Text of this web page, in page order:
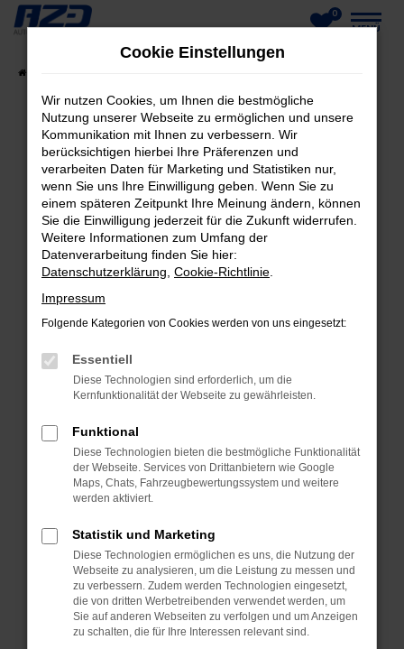
Zum
springen
0
MENÜ
FEHLER: NETWORK ERROR
Beim Laden ist ein Fehler aufgetreten.
Hier sind ein paar Tipps, die dir helfen können:
Überprüfe deine Firewall und deine
Internetverbindung.
Laden andere Webseiten, zum Beispiel deine
Suchmaschine?
Manche Erweiterungen, wie Werbeblocker,
können das Laden bestimmter Seiten
verhindern. Funktioniert die Seite in einem
anderen Browser oder in einem privaten
Fenster?
Starte dein Gerät neu.
Das kann manchmal helfen, vorübergehende
Stelle sicher, dass dein Browser und dein
Betriebssystem auf dem neuesten Stand
sind.
Veraltete Software birgt nicht nur ein
Sicherheitsrisiko, sondern kann auch dazu
führen, dass bestimmte Funktionen nicht mehr
Cookie Einstellungen
Wir nutzen Cookies, um Ihnen die bestmögliche
Nutzung unserer Webseite zu ermöglichen und unsere
Kommunikation mit Ihnen zu verbessern. Wir
berücksichtigen hierbei Ihre Präferenzen und
verarbeiten Daten für Marketing und Statistiken nur,
wenn Sie uns Ihre Einwilligung geben. Wenn Sie zu
einem späteren Zeitpunkt Ihre Meinung ändern, können
Sie die Einwilligung jederzeit für die Zukunft widerrufen.
Weitere Informationen zum Umfang der
Datenverarbeitung finden Sie hier:
Datenschutzerklärung Cookie-Richtlinie
Impressum
Folgende Kategorien von Cookies werden von uns eingesetzt:
Essentiell
Diese Technologien sind erforderlich, um die
Kernfunktionalität der Webseite zu gewährleisten.
Funktional
Diese Technologien bieten die bestmögliche Funktionalität
der Webseite. Services von Drittanbietern wie Google
Maps, Chats, Fahrzeugbewertungssystem und weitere
werden aktiviert.
Statistik und Marketing
Diese Technologien ermöglichen es uns, die Nutzung der
Webseite zu analysieren, um die Leistung zu messen und
zu verbessern. Zudem werden Technologien eingesetzt,
die von dritten Werbetreibenden verwendet werden, um
Sie auf anderen Webseiten zu verfolgen und um Anzeigen
zu schalten, die für Ihre Interessen relevant sind.